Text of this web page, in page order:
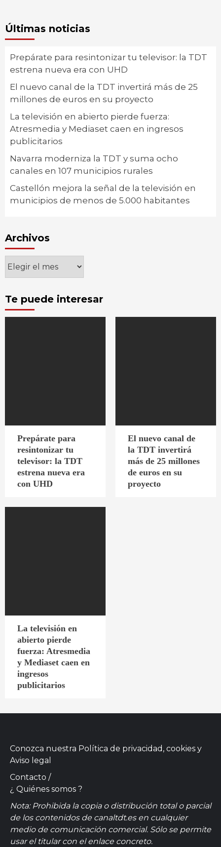
Últimas noticias
Prepárate para resintonizar tu televisor: la TDT
estrena nueva era con UHD
El nuevo canal de la TDT invertirá más de 25
millones de euros en su proyecto
La televisión en abierto pierde fuerza:
Atresmedia y Mediaset caen en ingresos
publicitarios
Navarra moderniza la TDT y suma ocho
canales en 107 municipios rurales
Castellón mejora la señal de la televisión en
municipios de menos de 5.000 habitantes
Archivos
Te puede interesar
Prepárate para
resintonizar tu
televisor: la TDT
estrena nueva era
con UHD
El nuevo canal de
la TDT invertirá
más de 25 millones
de euros en su
proyecto
La televisión en
abierto pierde
fuerza: Atresmedia
y Mediaset caen en
ingresos
publicitarios
Conozca nuestra Política de privacidad, cookies y
Aviso legal
Contacto /
¿ Quiénes somos ?
Nota: Prohibida la copia o distribución total o parcial
de los contenidos de canaltdt.es en cualquier
medio de comunicación comercial. Sólo se permite
usar el titular con el enlace concreto.